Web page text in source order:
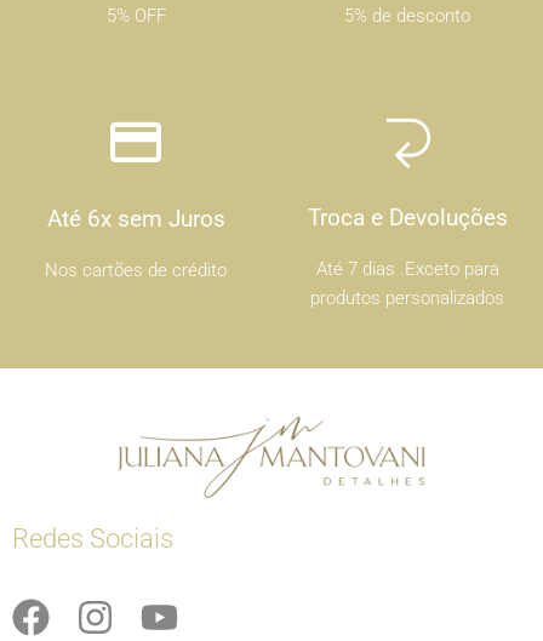
5% OFF 5% de desconto
Até 6x sem Juros
Nos cartões de crédito
Troca e Devoluções
Até 7 dias .Exceto para
produtos personalizados
Redes Sociais
F
I
Y